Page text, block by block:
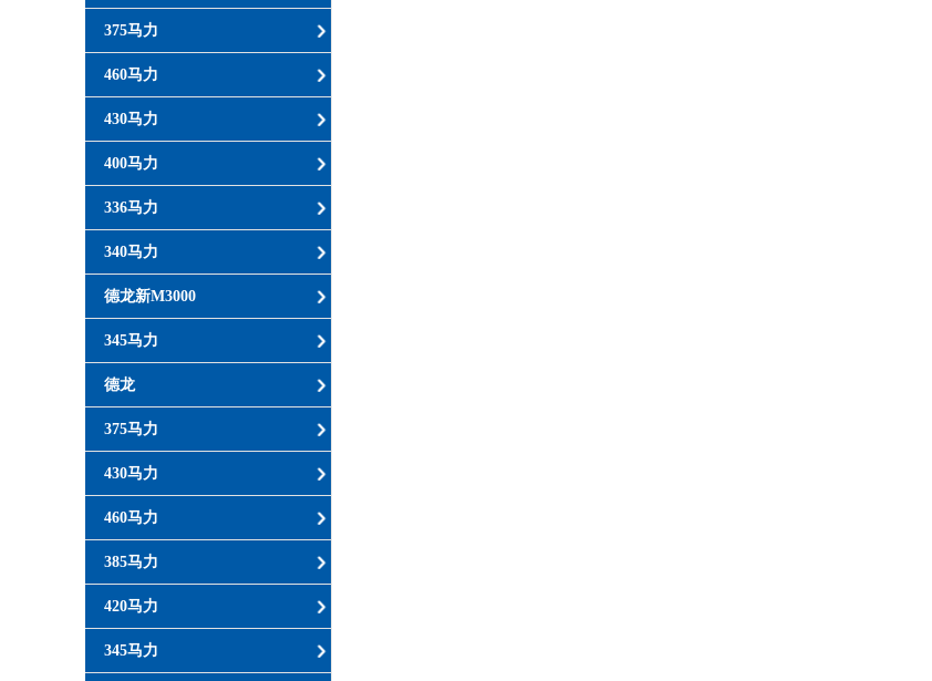
375马力
460马力
430马力
400马力
336马力
340马力
德龙新M3000
345马力
德龙
375马力
430马力
460马力
385马力
420马力
345马力